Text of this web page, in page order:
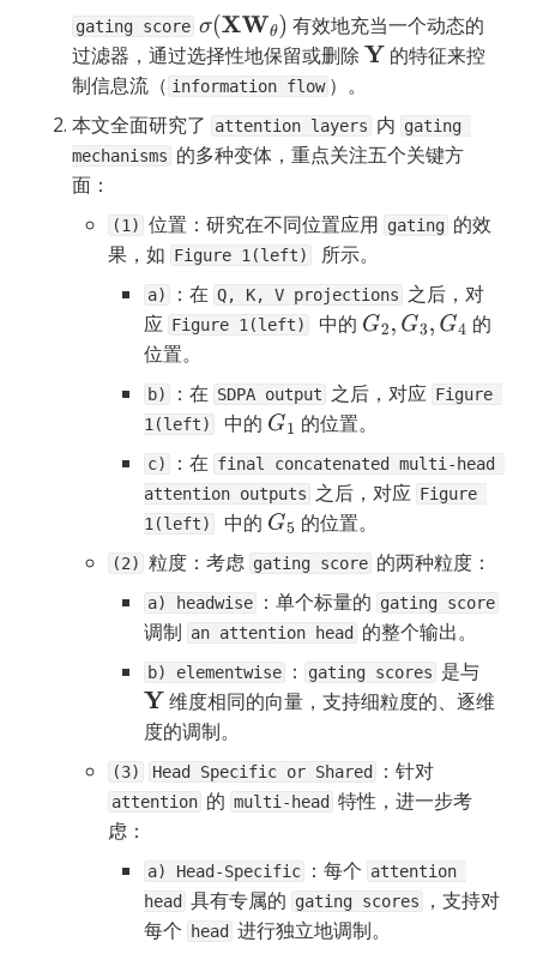
gating score σ(XWθ)
有效地充当一个动态的
过滤器，通过选择性地保留或删除 Y 的特征来控
制信息流（ information flow ）。
本文全面研究了
attention layers 内 gating
mechanisms 的多种变体，重点关注五个关键方
面：
(1) 位置：研究在不同位置应用 gating 的效
果，如 Figure 1(left)
  所示。
a) ：在 Q, K, V projections 之后，对
应 Figure 1(left)
  中的
G2,G3,G4
的
位置。
b) ：在 SDPA output 之后，对应 Figure
1(left)
  中的
G1 的位置。
c) ：在 final concatenated multi-head
attention outputs 之后，对应 Figure
1(left)
  中的
G5 的位置。
(2) 粒度：考虑 gating score 的两种粒度：
a) headwise ：单个标量的 gating score
调制 an attention head 的整个输出。
b) elementwise ： gating scores 是与
Y 维度相同的向量，支持细粒度的、逐维
度的调制。
(3) Head Specific or Shared
attention 的 multi-head 特性，进一步考
虑：
a) Head-Specific ：每个 attention
head 具有专属的 gating scores
，支持对
每个
head 进行独立地调制。